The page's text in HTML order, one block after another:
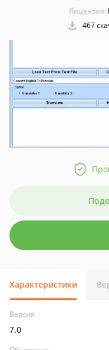
Лицензия:
467
Характеристики
Версия
7.0